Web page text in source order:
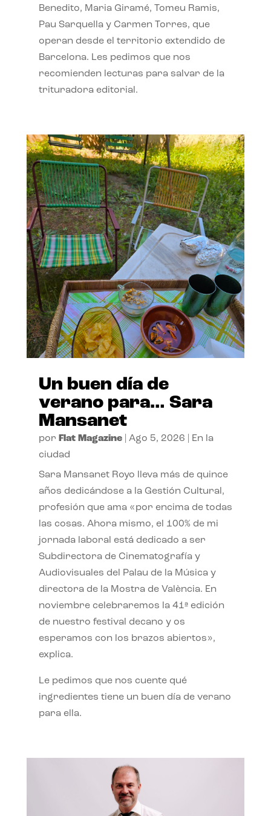
Benedito, Maria Giramé, Tomeu Ramis,
Pau Sarquella y Carmen Torres, que
operan desde el territorio extendido de
Barcelona. Les pedimos que nos
recomienden lecturas para salvar de la
trituradora editorial.
Un buen día de
verano para… Sara
Mansanet
por Flat Magazine| Ago 5, 2026
En la
ciudad
Sara Mansanet Royo lleva más de quince
años dedicándose a la Gestión Cultural,
profesión que ama «por encima de todas
las cosas. Ahora mismo, el 100% de mi
jornada laboral está dedicado a ser
Subdirectora de Cinematografía y
Audiovisuales del Palau de la Música y
directora de la Mostra de València. En
noviembre celebraremos la 41ª edición
de nuestro festival decano y os
esperamos con los brazos abiertos»,
explica.
Le pedimos que nos cuente qué
ingredientes tiene un buen día de verano
para ella.